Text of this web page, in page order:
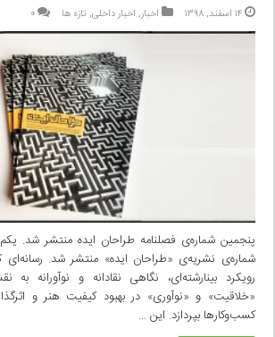
۱۴ اسفند, ۱۳۹۸ اخبار, اخبار داخلی, تازه ها ۰
شماره‌ی نشریه‌ی «طراحان ایده» منتشر شد.
رویکرد بینارشته‌ای، نگاهی نقادانه و نوآورانه به
«خلاقیت» و «نوآوری» در بهبود کیفیت هنر و
کسب‌وکارها بپردازد. این …